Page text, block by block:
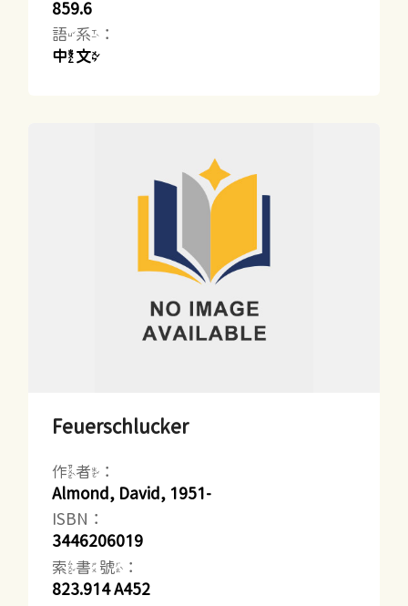
859.6
語系：
中文
Feuerschlucker
作者：
Almond, David, 1951-
ISBN：
3446206019
索書號：
823.914 A452